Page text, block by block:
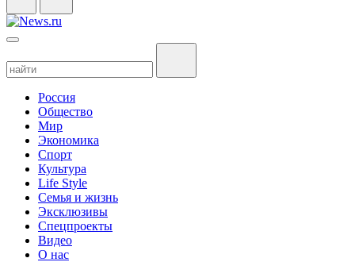
Россия
Общество
Мир
Экономика
Спорт
Культура
Life Style
Семья и жизнь
Эксклюзивы
Спецпроекты
Видео
О нас